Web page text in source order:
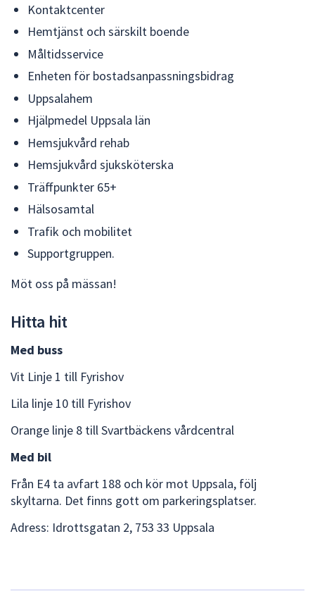
Kontaktcenter
Hemtjänst och särskilt boende
Måltidsservice
Enheten för bostadsanpassningsbidrag
Uppsalahem
Hjälpmedel Uppsala län
Hemsjukvård rehab
Hemsjukvård sjuksköterska
Träffpunkter 65+
Hälsosamtal
Trafik och mobilitet
Supportgruppen.
Möt oss på mässan!
Hitta hit
Med buss
Vit Linje 1 till Fyrishov
Lila linje 10 till Fyrishov
Orange linje 8 till Svartbäckens vårdcentral
Med bil
Från E4 ta avfart 188 och kör mot Uppsala, följ
skyltarna. Det finns gott om parkeringsplatser.
Adress: Idrottsgatan 2, 753 33 Uppsala